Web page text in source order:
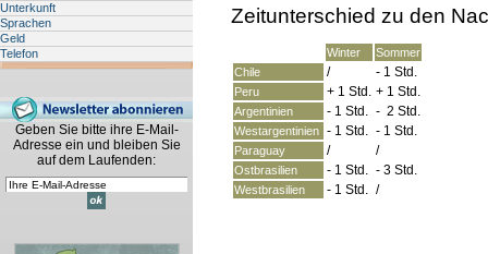
Unterkunft
Sprachen
Geld
Telefon
Geben Sie bitte ihre E-Mail-
Adresse ein und bleiben Sie
auf dem Laufenden:
Zeitunterschied zu den
Winter
Sommer
Chile
/ - 1 Std.
Peru + 1 Std. + 1 Std.
Argentinien - 1 Std. - 2 Std.
Westargentinien - 1 Std. - 1 Std.
Paraguay / /
Ostbrasilien - 1 Std. - 3 Std.
Westbrasilien - 1 Std. /